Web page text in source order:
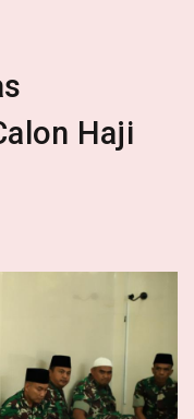
Haji